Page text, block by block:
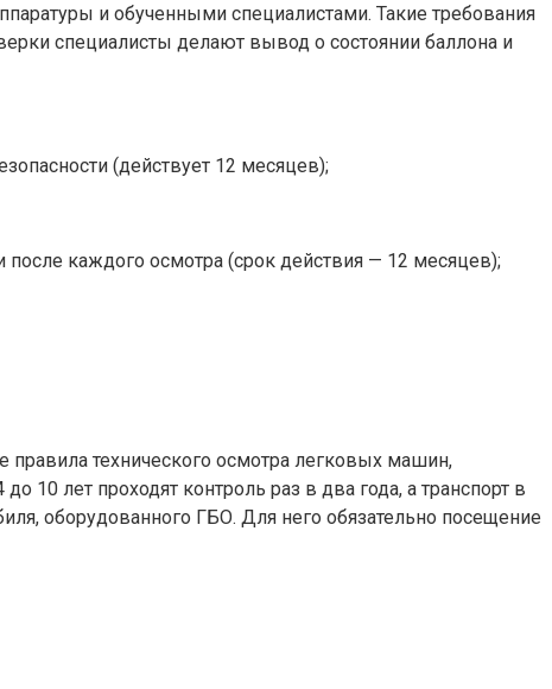
и обученными специалистами. Такие требования
специалисты делают вывод о состоянии баллона и
(действует 12 месяцев);
после каждого осмотра (срок действия — 12 месяцев);
правила технического осмотра легковых машин,
10 лет проходят контроль раз в два года, а транспорт в
оборудованного ГБО. Для него обязательно посещение